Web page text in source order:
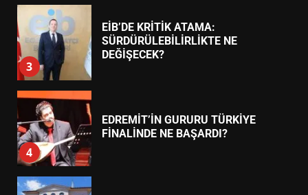
3
EİB’DE KRİTİK ATAMA:
SÜRDÜRÜLEBİLİRLİKTE NE
DEĞİŞECEK?
4
EDREMİT’İN GURURU TÜRKİYE
FİNALİNDE NE BAŞARDI?